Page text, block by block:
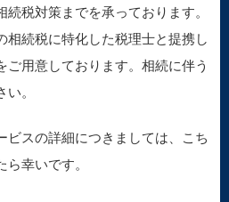
税対策までを承っております。
相続税に特化した税理士と提携し
ご用意しております。相続に伴う
。
ビスの詳細につきましては、こち
幸いです。